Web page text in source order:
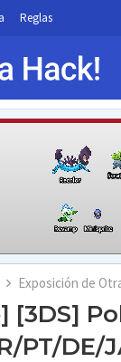
Reglas
Exposición de
[3DS]
PT/DE/